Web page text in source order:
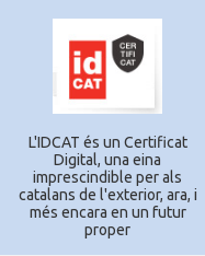
L'IDCAT és un Certificat
Digital, una eina
imprescindible per als
catalans de l'exterior, ara, i
més encara en un futur
proper